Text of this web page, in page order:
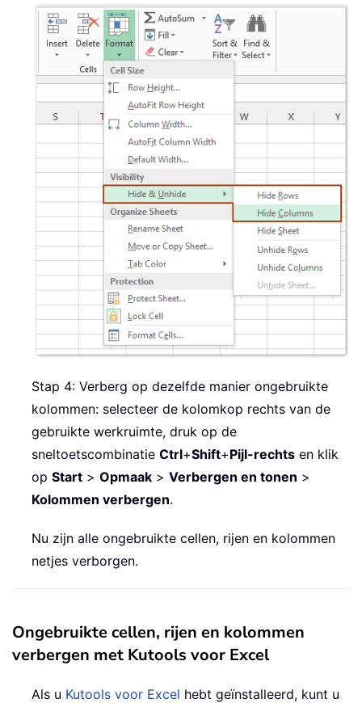
Stap 4: Verberg op dezelfde manier ongebruikte
kolommen: selecteer de kolomkop rechts van de
gebruikte werkruimte, druk op de
sneltoetscombinatie Ctrl+Shift+Pijl-rechts en klik
op Start > Opmaak > Verbergen en tonen >
Kolommen verbergen.
Nu zijn alle ongebruikte cellen, rijen en kolommen
netjes verborgen.
Ongebruikte cellen, rijen en kolommen
verbergen met Kutools voor Excel
Als u Kutools voor Excel hebt geïnstalleerd, kunt u